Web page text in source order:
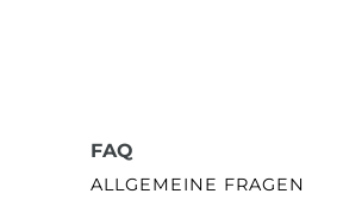
FAQ
ALLGEMEINE FRAGEN